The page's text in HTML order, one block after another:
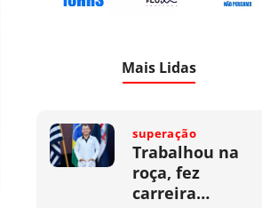
Mais Lidas
superação
Trabalhou na
roça, fez
carreira…